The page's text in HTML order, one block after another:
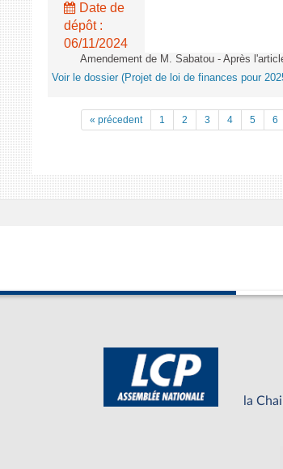
Date de
dépôt :
06/11/2024
Amendement de M. Sabatou - Après
Voir le dossier (Projet de loi de finances pour
« précedent 1 2 3 4 5 6
la